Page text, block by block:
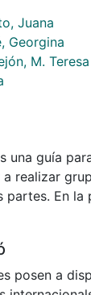
Juana
Georgina
M. Teresa
una guía
realizar
partes. En la
y
en detalle
y cómo
posen a